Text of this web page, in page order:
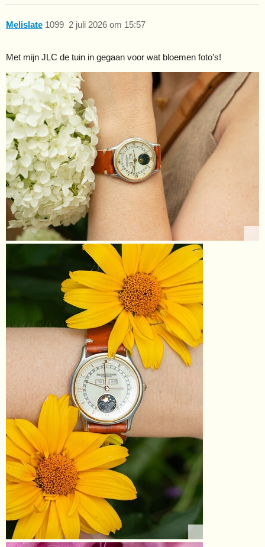
Melislate 2 juli 2026 om 15:57
1099
Met mijn JLC de tuin in gegaan voor wat bloemen foto’s!